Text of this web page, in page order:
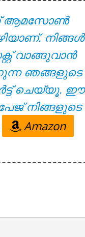
ആമസോൺ
നിങ്ങൾ
വാങ്ങുവാൻ
ഞങ്ങളുടെ
ചെയ്യൂ. ഈ
നിങ്ങളുടെ
Amazon